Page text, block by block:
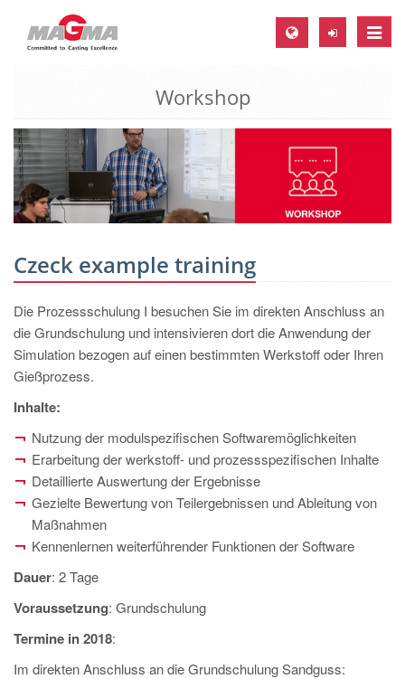
Toggle
MAGMA Europe, Germany
DE
EN
CS
MAGMA North-America, USA
ES
MAGMA Asia-Pacific, Singapore
EN
MAGMA South-America, Brazil
PT
ES
MAGMA Türkiye
EN
TR
Workshop
Czeck example training
Die Prozessschulung I besuchen Sie im direkten Anschluss an
die Grundschulung und intensivieren dort die Anwendung der
Simulation bezogen auf einen bestimmten Werkstoff oder Ihren
Gießprozess.
Inhalte:
Nutzung der modulspezifischen Softwaremöglichkeiten
Erarbeitung der werkstoff- und prozessspezifischen Inhalte
Detaillierte Auswertung der Ergebnisse
Gezielte Bewertung von Teilergebnissen und Ableitung von
Maßnahmen
Kennenlernen weiterführender Funktionen der Software
Dauer: 2 Tage
Voraussetzung: Grundschulung
Termine in 2018:
Im direkten Anschluss an die Grundschulung Sandguss: